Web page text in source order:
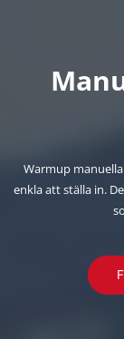
Warmup
enkla att ställa in.